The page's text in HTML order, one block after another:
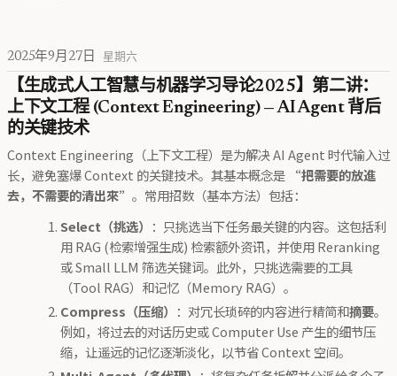
2025年9月27日 星期六
【生成式人工智慧与机器学习导论2025】第二讲：
上下文工程 (Context Engineering) — AI Agent 背后
的关键技术
Context Engineering（上下文工程）是为解决 AI Agent 时代输入过
长，避免塞爆 Context 的关键技术。其基本概念是 “把需要的放進
去，不需要的清出來” 。常用招数（基本方法）包括：
Select（挑选） ：只挑选当下任务最关键的内容。这包括利
用 RAG (检索增强生成) 检索额外资讯，并使用 Reranking
或 Small LLM 筛选关键词。此外，只挑选需要的工具
（Tool RAG）和记忆（Memory RAG）。
Compress（压缩） ：对冗长琐碎的内容进行精简和摘要。
例如，将过去的对话历史或 Computer Use 产生的细节压
缩，让遥远的记忆逐渐淡化，以节省 Context 空间。